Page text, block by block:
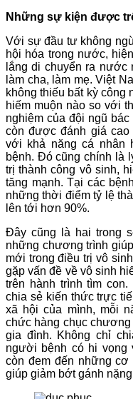
Những sự kiện được
Với sự đầu tư không
hội hóa trong nước,
lắng di chuyển ra
làm cha, làm mẹ. Việt
không thiếu bất kỳ công
hiếm muộn nào so với
nghiệm của đội ngũ
còn được đánh giá
với khả năng cá nhân
bệnh. Đó cũng chính là
trị thành công vô sinh,
tăng mạnh. Tại các
những thời điểm tỷ lệ
lên tới hơn 90%.
Đây cũng là hai trong
những chương trình
mới trong điều trị vô
gặp vấn đề về vô sinh
trên hành trình tìm
chia sẻ kiến thức trực
xã hội của mình, mỗi
chức hàng chục
gia đình. Không chỉ
người bệnh có hi vọng
còn đem đến những
giúp giảm bớt gánh